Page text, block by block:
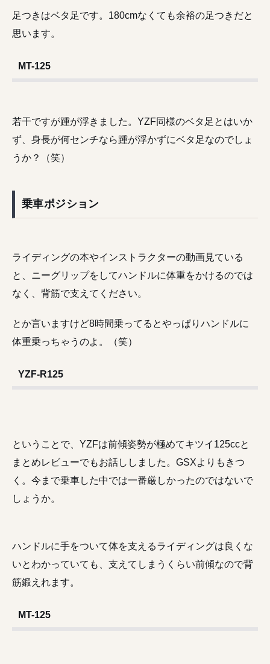
足つきはベタ足です。180cmなくても余裕の足つきだと
思います。
MT-125
若干ですが踵が浮きました。YZF同様のベタ足とはいか
ず、身長が何センチなら踵が浮かずにベタ足なのでしょ
うか？（笑）
乗車ポジション
ライディングの本やインストラクターの動画見ている
と、ニーグリップをしてハンドルに体重をかけるのでは
なく、背筋で支えてください。
とか言いますけど8時間乗ってるとやっぱりハンドルに
体重乗っちゃうのよ。（笑）
YZF-R125
ということで、YZFは前傾姿勢が極めてキツイ125ccと
まとめレビューでもお話ししました。GSXよりもきつ
く。今まで乗車した中では一番厳しかったのではないで
しょうか。
ハンドルに手をついて体を支えるライディングは良くな
いとわかっていても、支えてしまうくらい前傾なので背
筋鍛えれます。
MT-125